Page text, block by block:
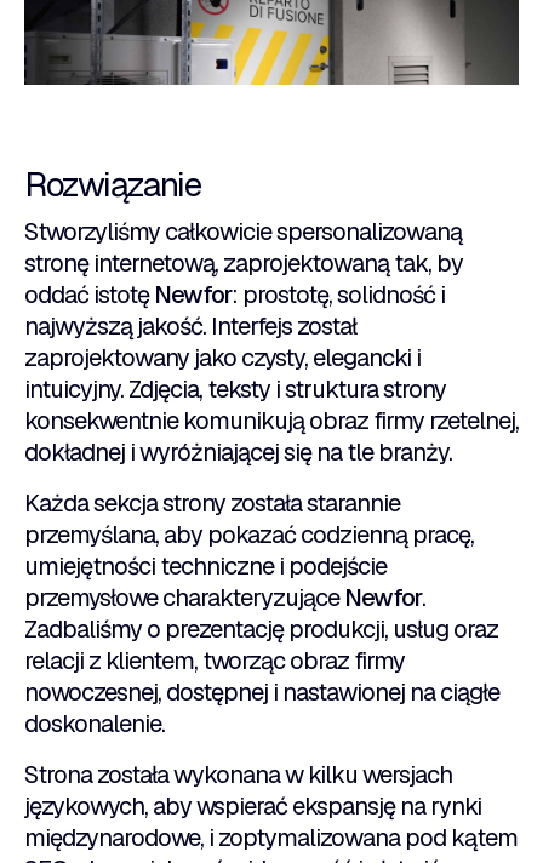
Rozwiązanie
Stworzyliśmy całkowicie spersonalizowaną
stronę internetową, zaprojektowaną tak, by
oddać istotęNewfor: prostotę, solidność i
najwyższą jakość. Interfejs został
zaprojektowany jako czysty, elegancki i
intuicyjny. Zdjęcia, teksty i struktura strony
konsekwentnie komunikują obraz firmy rzetelnej,
dokładnej i wyróżniającej się na tle branży.
Każda sekcja strony została starannie
przemyślana, aby pokazać codzienną pracę,
umiejętności techniczne i podejście
przemysłowe charakteryzująceNewfor.
Zadbaliśmy o prezentację produkcji, usług oraz
relacji z klientem, tworząc obraz firmy
nowoczesnej, dostępnej i nastawionej na ciągłe
doskonalenie.
Strona została wykonana w kilku wersjach
językowych, aby wspierać ekspansję na rynki
międzynarodowe, i zoptymalizowana pod kątem